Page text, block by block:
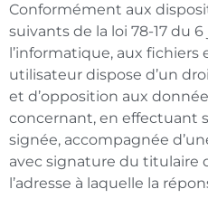
Conformément aux
suivants de la loi 78-17 du
l’informatique, aux
utilisateur dispose d’un
et d’opposition aux
concernant, en effectuant
signée, accompagnée
avec signature du titulaire
l’adresse à laquelle la